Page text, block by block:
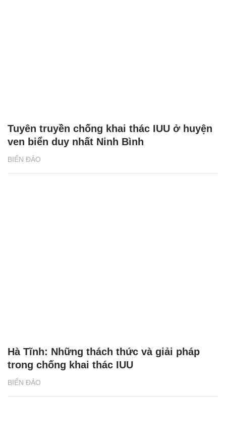
BIỂN ĐẢO
Tuyên truyền chống khai thác IUU ở huyện
ven biển duy nhất Ninh Bình
BIỂN ĐẢO
Hà Tĩnh: Những thách thức và giải pháp
trong chống khai thác IUU